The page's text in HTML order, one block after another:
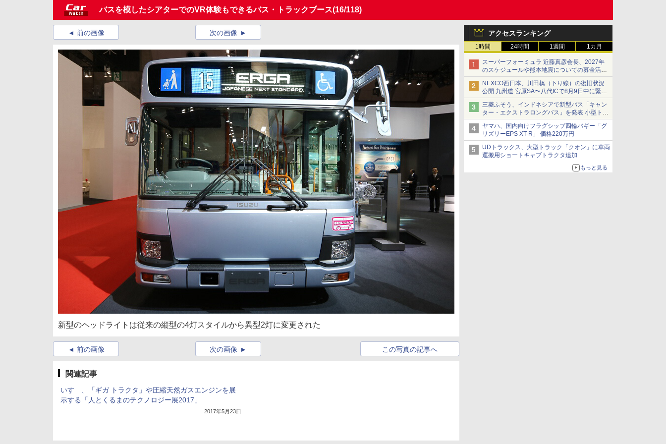
バスを模したシアターでのVR体験もできるバス・トラックブース(16/118)
アクセスランキング
1時間 24時間 1週間 1カ月
スーパーフォーミュラ 近藤真彦会長、2027年
のスケジュールや熊本地震についての募金活動
を紹介
NEXCO西日本、川田橋（下り線）の復旧状況
公開 九州道 宮原SA〜八代ICで8月9日中に緊急
車両を通行可能に
三菱ふそう、インドネシアで新型バス「キャン
ター・エクストラロングバス」を発表 小型トラ
ックベースの観光・旅客輸送向けバス
ヤマハ、国内向けフラグシップ四輪バギー「グ
リズリーEPS XT-R」 価格220万円
UDトラックス、大型トラック「クオン」に車両
運搬用ショートキャブトラクタ追加
もっと見る
前の画像 次の画像
新型のヘッドライトは従来の縦型の4灯スタイルから異型2灯に変更された
前の画像 この写真の記事へ
次の画像
関連記事
いすゞ、「ギガ トラクタ」や圧縮天然ガスエンジンを展
示する「人とくるまのテクノロジー展2017」
2017年5月23日